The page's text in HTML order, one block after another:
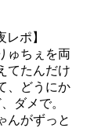
レポ】
ゅちぇを両
てたんだけ
、どうにか
ダメで。
んがずっと